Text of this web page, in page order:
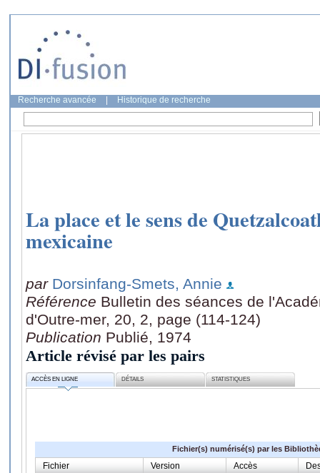
Recherche avancée Historique de recherche
La place et le sens de
mexicaine
par Dorsinfang-Smets, Annie
Référence Bulletin des séances de
d'Outre-mer, 20, 2, page (114-124)
Publication Publié, 1974
Article révisé par les pairs
ACCÈS EN LIGNE DÉTAILS STATISTIQUES
Fichier(s) numérisé(s) par les
Fichier Version Accès